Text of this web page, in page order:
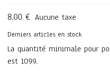
8,00 € Aucune taxe
Derniers articles en stock
La quantité minimale pour
est 1099.